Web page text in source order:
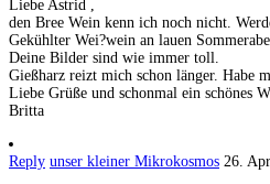
Liebe Astrid ,
den Bree Wein kenn ich noch nicht.
Gekühlter Wei?wein an lauen
Deine Bilder sind wie immer toll.
Gießharz reizt mich schon länger. Habe
Liebe Grüße und schonmal ein schönes
Britta
Reply unser kleiner Mikrokosmos 26.